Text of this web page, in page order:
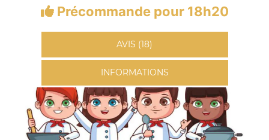
Précommande pour 18h20
AVIS (18)
INFORMATIONS